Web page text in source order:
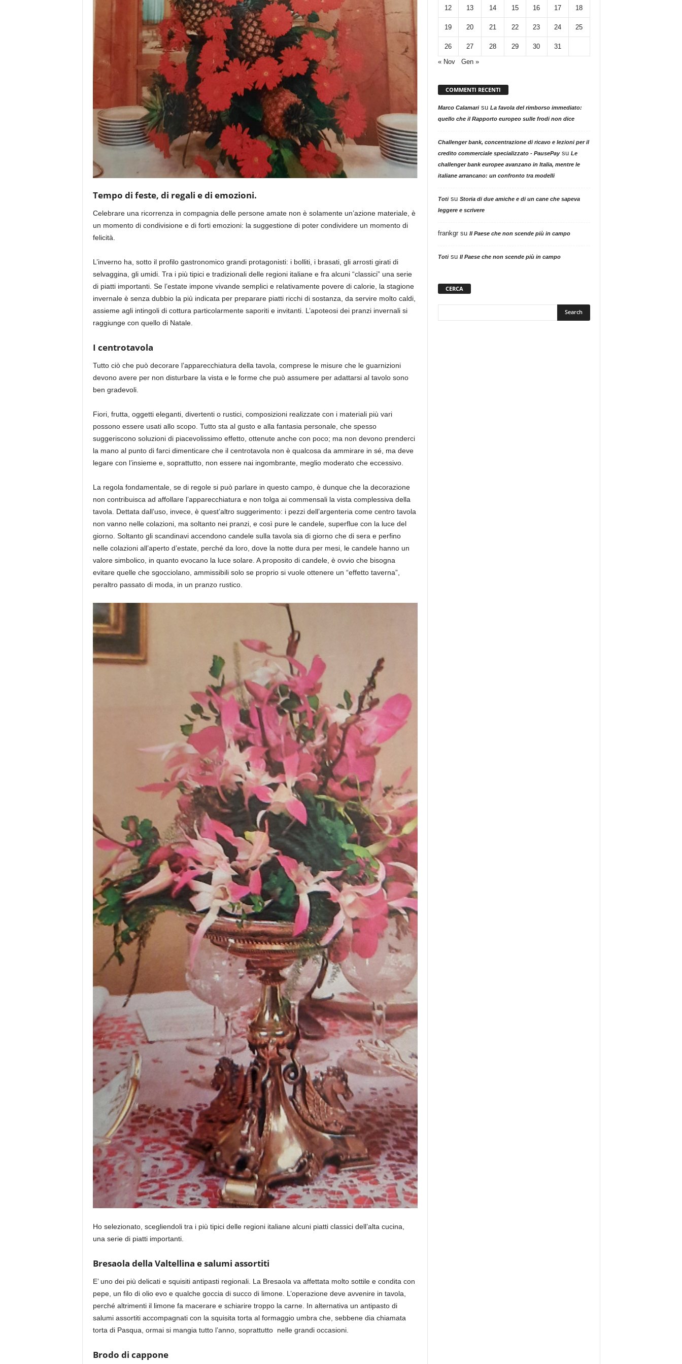
Tempo di feste, di regali e di emozioni.
Celebrare una ricorrenza in compagnia delle persone amate non è solamente un’azione materiale, è
un momento di condivisione e di forti emozioni: la suggestione di poter condividere un momento di
felicità.
L’inverno ha, sotto il profilo gastronomico grandi protagonisti: i bolliti, i brasati, gli arrosti girati di
selvaggina, gli umidi. Tra i più tipici e tradizionali delle regioni italiane e fra alcuni “classici” una serie
di piatti importanti. Se l’estate impone vivande semplici e relativamente povere di calorie, la stagione
invernale è senza dubbio la più indicata per preparare piatti ricchi di sostanza, da servire molto caldi,
assieme agli intingoli di cottura particolarmente saporiti e invitanti. L’apoteosi dei pranzi invernali si
raggiunge con quello di Natale.
I centrotavola
Tutto ciò che può decorare l’apparecchiatura della tavola, comprese le misure che le guarnizioni
devono avere per non disturbare la vista e le forme che può assumere per adattarsi al tavolo sono
ben gradevoli.
Fiori, frutta, oggetti eleganti, divertenti o rustici, composizioni realizzate con i materiali più vari
possono essere usati allo scopo. Tutto sta al gusto e alla fantasia personale, che spesso
suggeriscono soluzioni di piacevolissimo effetto, ottenute anche con poco; ma non devono prenderci
la mano al punto di farci dimenticare che il centrotavola non è qualcosa da ammirare in sé, ma deve
legare con l’insieme e, soprattutto, non essere nai ingombrante, meglio moderato che eccessivo.
La regola fondamentale, se di regole si può parlare in questo campo, è dunque che la decorazione
non contribuisca ad affollare l’apparecchiatura e non tolga ai commensali la vista complessiva della
tavola. Dettata dall’uso, invece, è quest’altro suggerimento: i pezzi dell’argenteria come centro tavola
non vanno nelle colazioni, ma soltanto nei pranzi, e così pure le candele, superflue con la luce del
giorno. Soltanto gli scandinavi accendono candele sulla tavola sia di giorno che di sera e perfino
nelle colazioni all’aperto d’estate, perché da loro, dove la notte dura per mesi, le candele hanno un
valore simbolico, in quanto evocano la luce solare. A proposito di candele, è ovvio che bisogna
evitare quelle che sgocciolano, ammissibili solo se proprio si vuole ottenere un “effetto taverna”,
peraltro passato di moda, in un pranzo rustico.
Ho selezionato, scegliendoli tra i più tipici delle regioni italiane alcuni piatti classici dell’alta cucina,
una serie di piatti importanti.
Bresaola della Valtellina e salumi assortiti
E’ uno dei più delicati e squisiti antipasti regionali. La Bresaola va affettata molto sottile e condita con
pepe, un filo di olio evo e qualche goccia di succo di limone. L’operazione deve avvenire in tavola,
perché altrimenti il limone fa macerare e schiarire troppo la carne. In alternativa un antipasto di
salumi assortiti accompagnati con la squisita torta al formaggio umbra che, sebbene dia chiamata
torta di Pasqua, ormai si mangia tutto l’anno, soprattutto nelle grandi occasioni.
Brodo di cappone
12 13 14 15 16 17 18
19 20 21 22 23 24 25
26 27 28 29 30
31
« Nov
Gen »
COMMENTI RECENTI
Marco Calamarisu La favola del rimborso immediato:
quello che il Rapporto europeo sulle frodi non dice
Challenger bank, concentrazione di ricavo e lezioni per il
credito commerciale specializzato - PausePaysu Le
challenger bank europee avanzano in Italia, mentre le
italiane arrancano: un confronto tra modelli
Totisu Storia di due amiche e di un cane che sapeva
leggere e scrivere
frankgrsu Il Paese che non scende più in campo
Totisu Il Paese che non scende più in campo
CERCA